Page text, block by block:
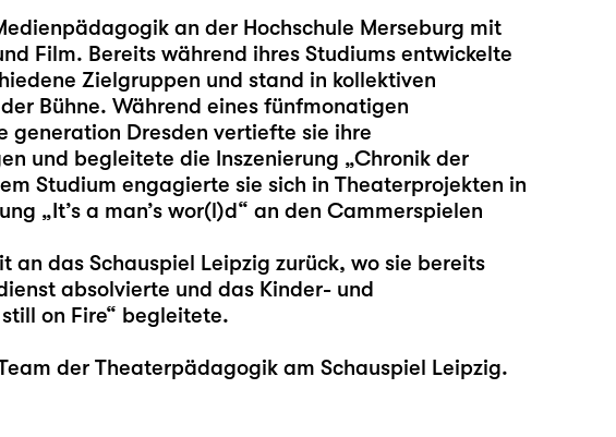
an der Hochschule Merseburg mit
Film. Bereits während ihres Studiums entwickelte
Zielgruppen und stand in kollektiven
Bühne. Während eines fünfmonatigen
generation Dresden vertiefte sie ihre
und begleitete die Inszenierung „Chronik der
Studium engagierte sie sich in Theaterprojekten in
„It’s a man’s wor(l)d“ an den Cammerspielen
an das Schauspiel Leipzig zurück, wo sie bereits
absolvierte und das Kinder- und
on Fire“ begleitete.
der Theaterpädagogik am Schauspiel Leipzig.